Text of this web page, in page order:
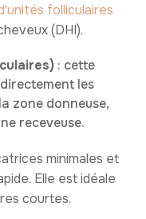
folliculaires
(DHI).
: cette
les
zone donneuse,
receveuse.
minimales et
Elle est idéale
courtes.